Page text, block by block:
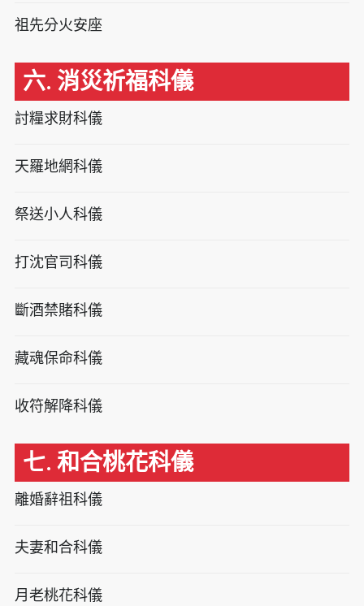
祖先分火安座
六. 消災祈福科儀
討糧求財科儀
天羅地網科儀
祭送小人科儀
打沈官司科儀
斷酒禁賭科儀
藏魂保命科儀
收符解降科儀
七. 和合桃花科儀
離婚辭祖科儀
夫妻和合科儀
月老桃花科儀